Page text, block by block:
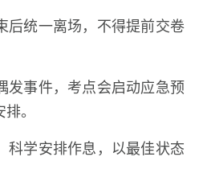
后统一离场，不得提前交卷
发事件，考点会启动应急预
。
科学安排作息，以最佳状态